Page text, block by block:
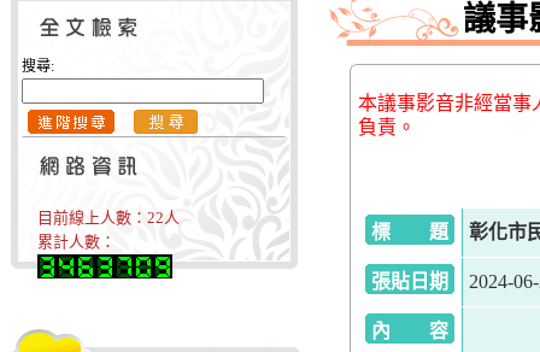
搜尋:
目前線上人數： 22人
累計人數：
議事
本議事影音非經當事
負責。
標 題 彰化市
張貼日期 2024-
內 容